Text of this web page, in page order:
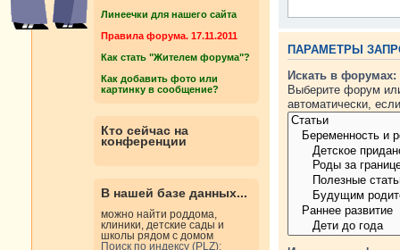
Линеечки для нашего сайта
Правила форума. 17.11.2011
Как стать "Жителем форума"?
Как добавить фото или
картинку в сообщение?
Кто сейчас на
конференции
В нашей базе данных...
можно найти роддома,
клиники, детские сады и
школы рядом с домом
Поиск по индексу (PLZ):
ПАРАМЕТРЫ
Искать в форумах:
Выберите форум
автоматически,